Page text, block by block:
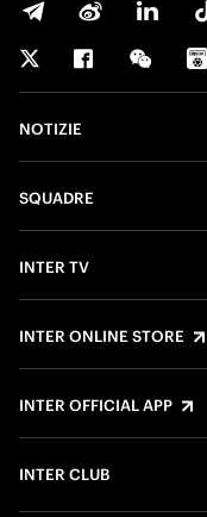
NOTIZIE
SQUADRE
INTER TV
INTER ONLINE STORE
INTER OFFICIAL APP
INTER CLUB